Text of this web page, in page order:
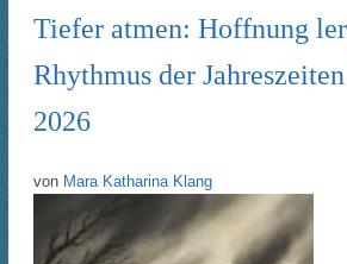
Tiefer atmen: Hoffnung
Rhythmus der
2026
von Mara Katharina Klang